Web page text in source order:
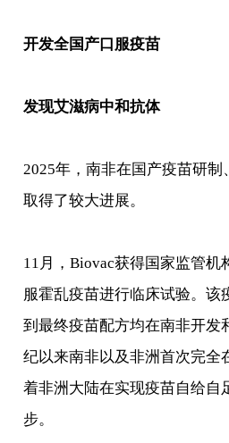
开发全国产口服疫苗
发现艾滋病中和抗体
2025年，南非在国产疫苗研
取得了较大进展。
11月，Biovac获得国家监管机
服霍乱疫苗进行临床试验。该
到最终疫苗配方均在南非开发
纪以来南非以及非洲首次完全
着非洲大陆在实现疫苗自给自
步。